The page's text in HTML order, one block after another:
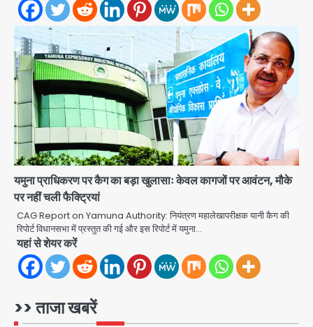
यमुना प्राधिकरण पर कैग का बड़ा खुलासाः केवल कागजों पर आवंटन, मौके
पर नहीं चली फैक्ट्रियां
CAG Report on Yamuna Authority: नियंत्रण महालेखापरीक्षक यानी कैग की
रिपोर्ट विधानसभा में प्रस्तुत की गई और इस रिपोर्ट में यमुना…
यहां से शेयर करें
>> ताजा खबरें
3
युवा इनोवेटरों की सोच से हाईटेक होगी दिल्ली
पुलिस
Team JHJ
4
सुदर्शन शक्ति-वी अभ्यास में मॉक आॅपरेशन
Team JHJ
5
एयरपोर्ट का फर्जी कर्मचारी बनकर 3 लाख
उड़ाए, अब पहुंचा सलाखों के पीछे
साल की मेड ने की खुदकुशी, शरीर पर नहीं मिली
कोई बाहरी
Avinash Kumar
Rahul Gandhi’s Prayagraj